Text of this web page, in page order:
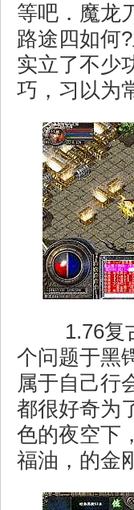
等吧．魔龙
路途四如何
实立了不少
巧，习以为
1.76复
个问题于黑
属于自己行
都很好奇为
色的夜空下
福油，的金